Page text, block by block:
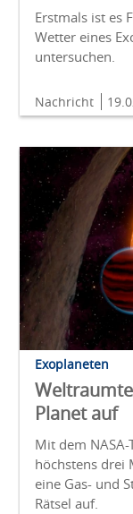
Erstmals ist es
Wetter eines
untersuchen.
Nachricht
Exoplaneten
Planet auf
Mit dem NASA-
höchstens drei
eine Gas- und
Rätsel auf.